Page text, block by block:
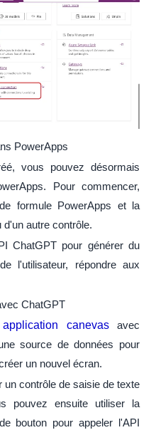
PowerApps
vous pouvez désormais
Pour commencer,
formule PowerApps et la
d'un autre contrôle.
ChatGPT pour générer du
l'utilisateur, répondre aux
ChatGPT
application canevasavec
source de données pour
un nouvel écran.
contrôle de saisie de texte
pouvez ensuite utiliser la
bouton pour appeler l'API